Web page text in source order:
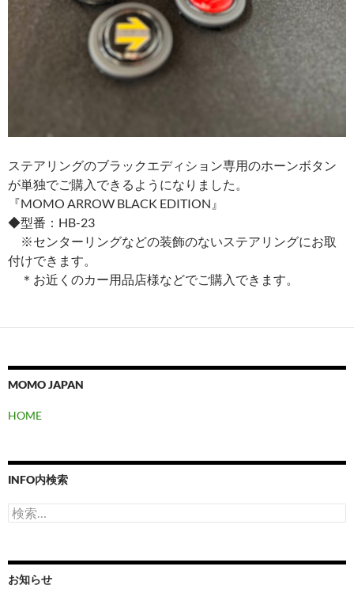
ステアリングのブラックエディション専用のホーンボタン
が単独でご購入できるようになりました。
『MOMO ARROW BLACK EDITION』
◆型番：HB-23
※センターリングなどの装飾のないステアリングにお取
付けできます。
＊お近くのカー用品店様などでご購入できます。
MOMO JAPAN
HOME
INFO内検索
検
索:
お知らせ